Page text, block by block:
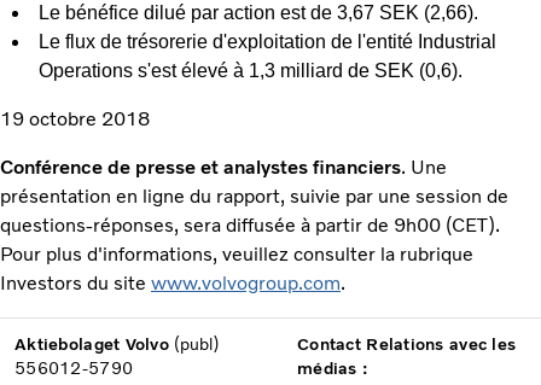
Le bénéfice dilué par action est de 3,67 SEK (2,66).
Le flux de trésorerie d'exploitation de l'entité Industrial
Operations s'est élevé à 1,3 milliard de SEK (0,6).
19 octobre 2018
Conférence de presse et analystes financiers. Une
présentation en ligne du rapport, suivie par une session de
questions-réponses, sera diffusée à partir de 9h00 (CET).
Pour plus d'informations, veuillez consulter la rubrique
Investors du site www.volvogroup.com.
Aktiebolaget Volvo (publ)
556012-5790
Contact Relations avec les
médias :